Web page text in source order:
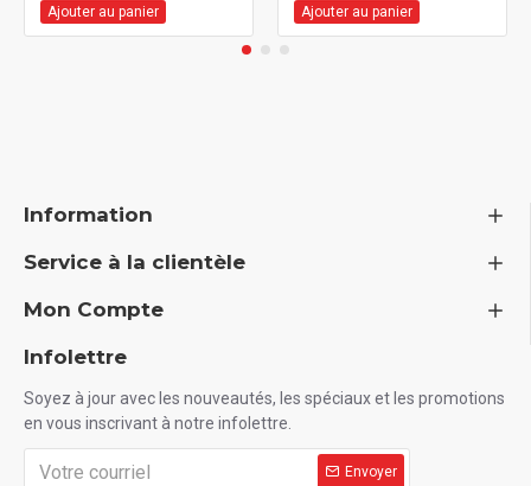
Ajouter au panier Ajouter au panier
Information
Service à la clientèle
Mon Compte
Infolettre
Soyez à jour avec les nouveautés, les spéciaux et les promotions
en vous inscrivant à notre infolettre.
Envoyer